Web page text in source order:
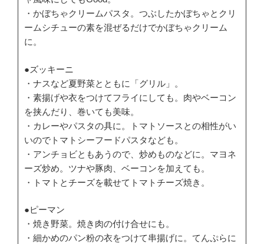
・かぼちゃクリームパスタ。つぶしたかぼちゃとクリ
ームシチューの素を混ぜるだけでかぼちゃクリーム
に。
●ズッキーニ
・ナスなど夏野菜とともに「グリル」。
・素揚げや衣をつけてフライにしても。肉やベーコン
を挟んだり、巻いても美味。
・カレーやパスタの具に。トマトソースとの相性がい
いのでトマトシーフードパスタなども。
・アンチョビともあうので、炒めものなどに。マヨネ
ーズ炒め。ツナや豚肉、ベーコンを加えても。
・トマトとチーズを載せてトマトチーズ焼き。
●ピーマン
・焼き野菜。焼き肉の付け合せにも。
・細かめのパン粉の衣をつけて串揚げに。てんぷらに